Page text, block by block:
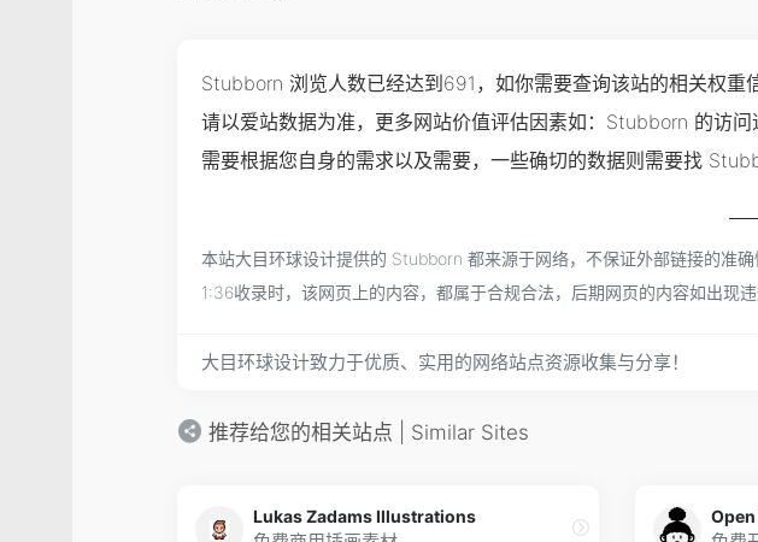
Stubborn 浏览人数已经达到691，如你需要查询该站的相关权重
请以爱站数据为准，更多网站价值评估因素如：Stubborn 的访
需要根据您自身的需求以及需要，一些确切的数据则需要找
本站大目环球设计提供的 Stubborn 都来源于网络，不保证外部链接的准
1:36收录时，该网页上的内容，都属于合规合法，后期网页的内容如出现
大目环球设计致力于优质、实用的网络站点资源收集与分享！
推荐给您的相关站点 | Similar Sites
Lukas Zadams Illustrations